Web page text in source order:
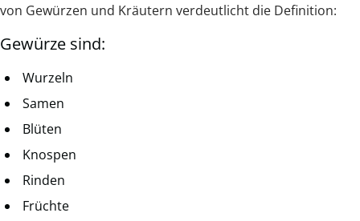
von Gewürzen und Kräutern verdeutlicht die Definition:
Gewürze sind:
Wurzeln
Samen
Blüten
Knospen
Rinden
Früchte